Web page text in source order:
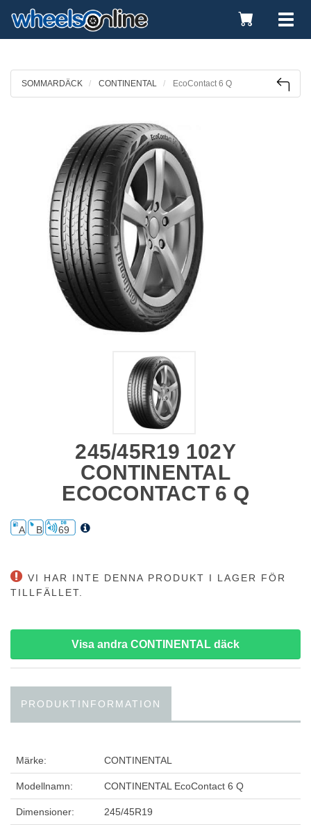
Toggle
Cart
SOMMARDÄCK CONTINENTAL EcoContact 6 Q
245/45R19 102Y
CONTINENTAL
ECOCONTACT 6 Q
A B 69
VI HAR INTE DENNA PRODUKT I LAGER FÖR
TILLFÄLLET.
Visa andra CONTINENTAL däck
PRODUKTINFORMATION
Märke: CONTINENTAL
Modellnamn: CONTINENTAL EcoContact 6 Q
Dimensioner: 245/45R19